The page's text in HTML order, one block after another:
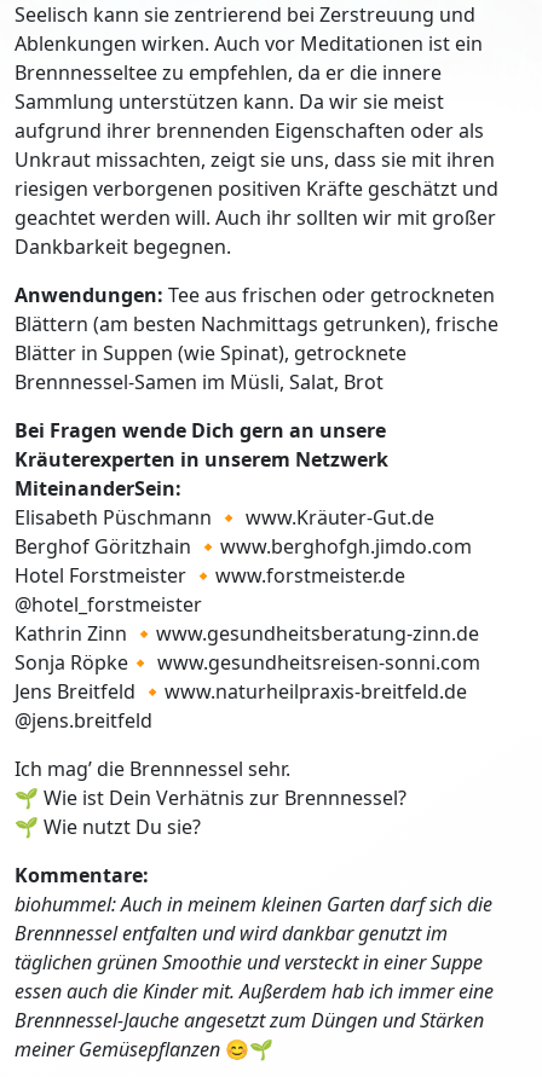
Seelisch kann sie zentrierend bei Zerstreuung und
Ablenkungen wirken. Auch vor Meditationen ist ein
Brennnesseltee zu empfehlen, da er die innere
Sammlung unterstützen kann. Da wir sie meist
aufgrund ihrer brennenden Eigenschaften oder als
Unkraut missachten, zeigt sie uns, dass sie mit ihren
riesigen verborgenen positiven Kräfte geschätzt und
geachtet werden will. Auch ihr sollten wir mit großer
Dankbarkeit begegnen.
Anwendungen: Tee aus frischen oder getrockneten
Blättern (am besten Nachmittags getrunken), frische
Blätter in Suppen (wie Spinat), getrocknete
Brennnessel-Samen im Müsli, Salat, Brot
Bei Fragen wende Dich gern an unsere
Kräuterexperten in unserem Netzwerk
MiteinanderSein:
Elisabeth Püschmann 🔸 www.Kräuter-Gut.de
Berghof Göritzhain 🔸www.berghofgh.jimdo.com
Hotel Forstmeister 🔸www.forstmeister.de
@hotel_forstmeister
Kathrin Zinn 🔸www.gesundheitsberatung-zinn.de
Sonja Röpke🔸 www.gesundheitsreisen-sonni.com
Jens Breitfeld 🔸www.naturheilpraxis-breitfeld.de
@jens.breitfeld
Ich mag’ die Brennnessel sehr.
🌱 Wie ist Dein Verhätnis zur Brennnessel?
🌱 Wie nutzt Du sie?
Kommentare:
biohummel: Auch in meinem kleinen Garten darf sich die
Brennnessel entfalten und wird dankbar genutzt im
täglichen grünen Smoothie und versteckt in einer Suppe
essen auch die Kinder mit. Außerdem hab ich immer eine
Brennnessel-Jauche angesetzt zum Düngen und Stärken
meiner Gemüsepflanzen 😊🌱